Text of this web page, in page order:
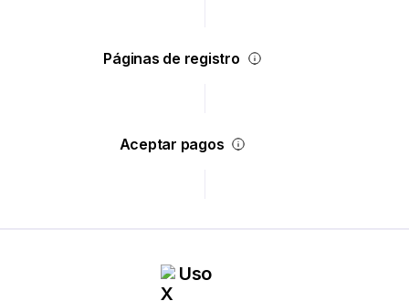
Páginas de registro
Aceptar pagos
Uso